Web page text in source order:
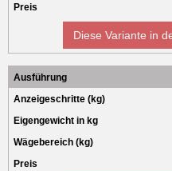
Diese Variante in